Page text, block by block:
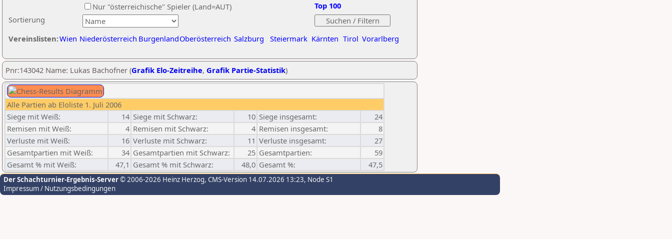
Sortierung
Nur "österreichische" Spieler (Land=AUT)
Vereinslisten:Wien Niederösterreich BurgenlandOberösterreich Salzburg Steiermark Kärnten Tirol Vorarlberg
Top 100
Pnr:143042 Name: Lukas Bachofner (Grafik Elo-Zeitreihe, Grafik Partie-Statistik)
Alle Partien ab Eloliste 1. Juli 2006
Siege mit Weiß:
14 Siege mit Schwarz: 10 Siege insgesamt:
24
Remisen mit Weiß:
4 Remisen mit Schwarz: 4 Remisen insgesamt:
8
Verluste mit Weiß:
16 Verluste mit Schwarz: 11 Verluste insgesamt:
27
Gesamtpartien mit Weiß:
34 Gesamtpartien mit Schwarz: 25 Gesamtpartien:
59
Gesamt % mit Weiß:
47,1 Gesamt % mit Schwarz: 48,0 Gesamt %: 47,5
Der Schachturnier-Ergebnis-Server© 2006-2026 Heinz Herzog, CMS-Version 14.07.2026 13:23, Node S1
Impressum / Nutzungsbedingungen